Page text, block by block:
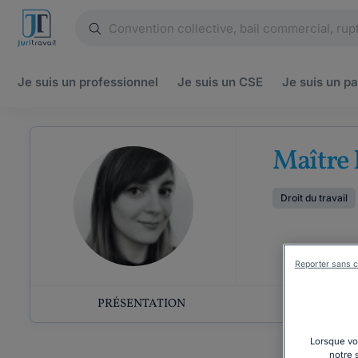
Je suis un professionnel Je suis un CSE Je suis un
Maître
Droit du travail
PRÉSENTATION
Lorsque
notre
Reporter sans